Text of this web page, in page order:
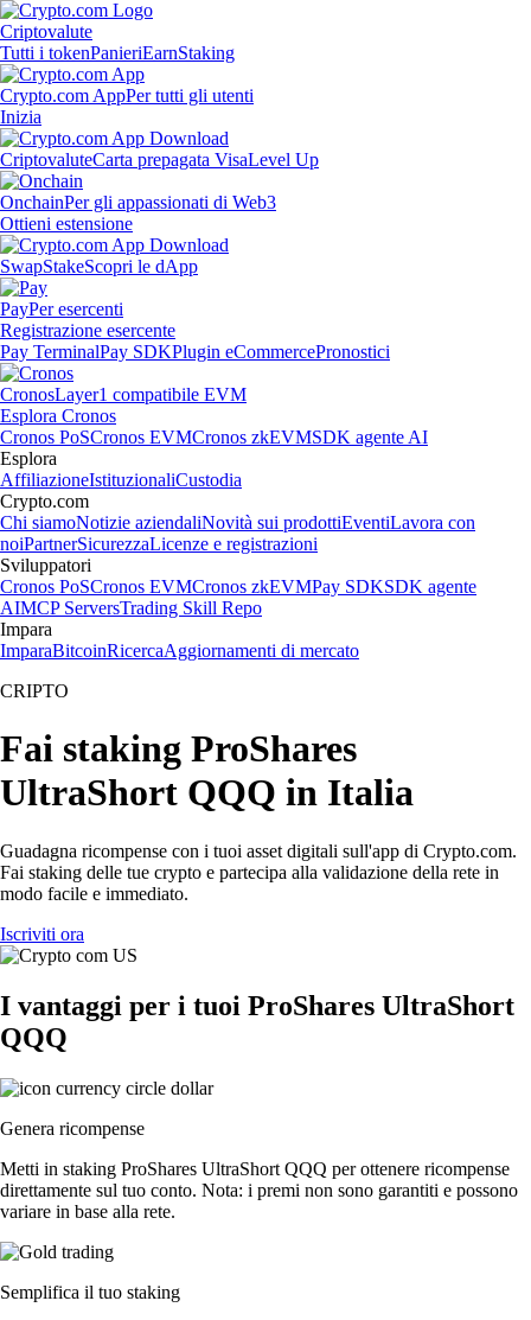
Criptovalute
Tutti i tokenPanieriEarnStaking
Crypto.com AppPer tutti gli utenti
Inizia
CriptovaluteCarta prepagata VisaLevel Up
OnchainPer gli appassionati di Web3
Ottieni estensione
SwapStakeScopri le dApp
PayPer esercenti
Registrazione esercente
Pay TerminalPay SDKPlugin eCommercePronostici
CronosLayer1 compatibile EVM
Esplora Cronos
Cronos PoSCronos EVMCronos zkEVMSDK agente AI
Esplora
AffiliazioneIstituzionaliCustodia
Crypto.com
Chi siamoNotizie aziendaliNovità sui prodottiEventiLavora con
noiPartnerSicurezzaLicenze e registrazioni
Sviluppatori
Cronos PoSCronos EVMCronos zkEVMPay SDKSDK agente
AIMCP ServersTrading Skill Repo
Impara
ImparaBitcoinRicercaAggiornamenti di mercato
CRIPTO
Fai staking ProShares
UltraShort QQQ in Italia
Guadagna ricompense con i tuoi asset digitali sull'app di Crypto.com.
Fai staking delle tue crypto e partecipa alla validazione della rete in
modo facile e immediato.
Iscriviti ora
I vantaggi per i tuoi ProShares UltraShort
QQQ
Genera ricompense
Metti in staking ProShares UltraShort QQQ per ottenere ricompense
direttamente sul tuo conto. Nota: i premi non sono garantiti e possono
variare in base alla rete.
Semplifica il tuo staking